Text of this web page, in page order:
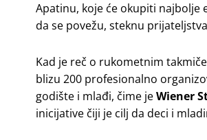
Apatinu, koje će okupiti najbolje
da se povežu, steknu
Kad je reč o rukometnim
blizu 200 profesionalno
godište i mlađi, čime jeWiener
inicijative čiji je cilj da deci i